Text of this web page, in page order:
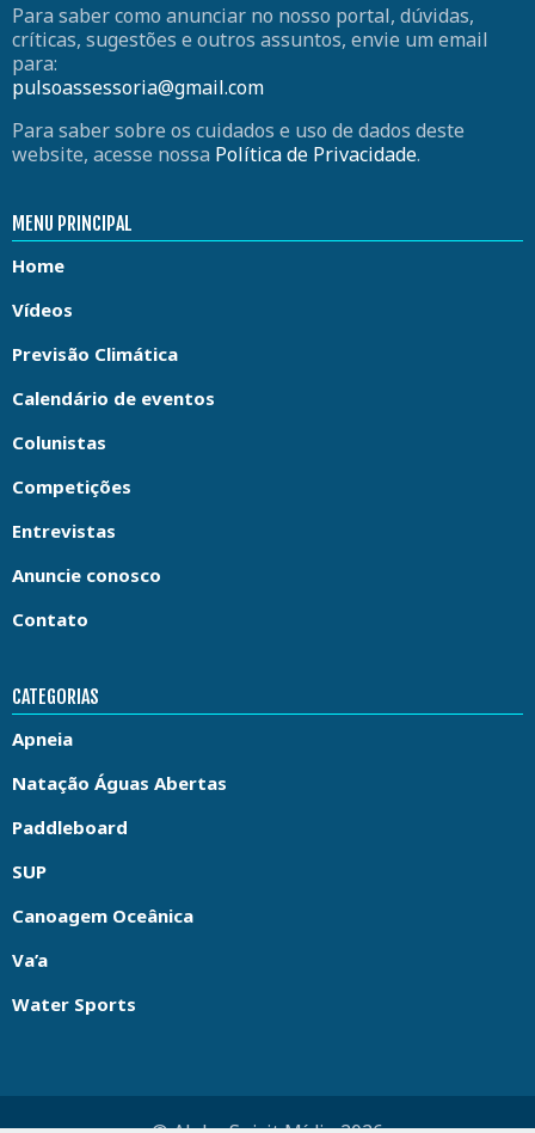
Para saber como anunciar no nosso portal, dúvidas,
críticas, sugestões e outros assuntos, envie um email
para:
pulsoassessoria@gmail.com
Para saber sobre os cuidados e uso de dados deste
website, acesse nossa Política de Privacidade.
MENU PRINCIPAL
Home
Vídeos
Previsão Climática
Calendário de eventos
Colunistas
Competições
Entrevistas
Anuncie conosco
Contato
CATEGORIAS
Apneia
Natação Águas Abertas
Paddleboard
SUP
Canoagem Oceânica
Va’a
Water Sports